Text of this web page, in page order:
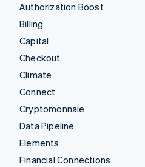
Authorization Boost
Billing
Capital
Checkout
Climate
Connect
Cryptomonnaie
Data Pipeline
Elements
Financial Connections